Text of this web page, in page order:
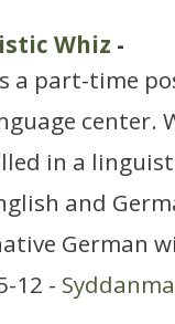
Whiz -
a part-time
center.
in a
and
German
12 -